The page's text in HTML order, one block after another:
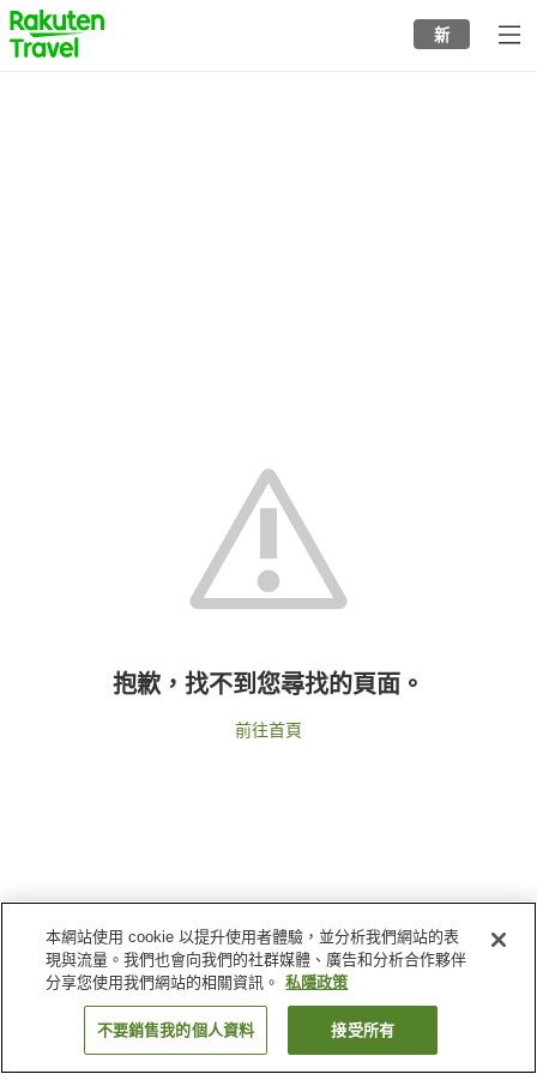
to
top
page
新
抱歉，找不到您尋找的頁面。
前往首頁
本網站使用 cookie 以提升使用者體驗，並分析我們網站的表
現與流量。我們也會向我們的社群媒體、廣告和分析合作夥伴
分享您使用我們網站的相關資訊。
私隱政策
不要銷售我的個人資料 接受所有